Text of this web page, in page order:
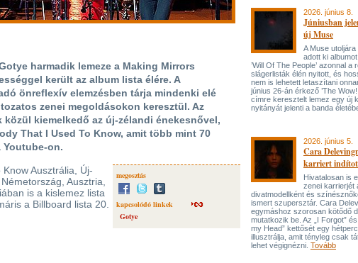
harmadik lemeze a Making Mirrors
került az album lista élére. A
önreflexív elemzésben tárja mindenki elé
zenei megoldásokon keresztül. Az
kiemelkedő az új-zélandi énekesnővel,
That I Used To Know, amit több mint 70
Youtube-on.
megosztás
kapcsolódó linkek
Gotye
Ausztrália, Új-
Ausztria,
is a kislemez lista
a Billboard lista 20.
2026. június 8.
Júniusban
új Muse
A Muse
adott ki
’Will Of The People’ azonnal a
slágerlisták élén nyitott, és
nem is lehetett letaszítani
június 26-án érkező ’The Wow!
címre keresztelt lemez egy új
nyitányát jelenti a banda
2026. június 5.
Cara
karriert
Hivatalosan is
zenei karrierjét
divatmodellként és
ismert szupersztár. Cara
egymáshoz szorosan kötődő
mutatkozik be. Az „I Forgot”
my Head” kettősét egy
illusztrálja, amit tényleg csak
lehet végignézni. Tovább